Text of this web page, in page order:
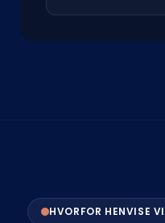
HVORFOR HENVISE